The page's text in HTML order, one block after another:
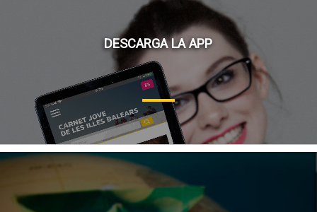
DESCARGA LA APP